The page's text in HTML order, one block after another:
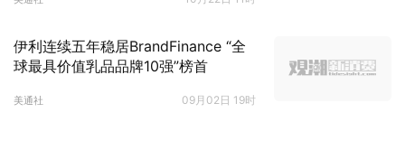
伊利连续五年稳居BrandFinance “全
球最具价值乳品品牌10强”榜首
美通社 09月02日 19时